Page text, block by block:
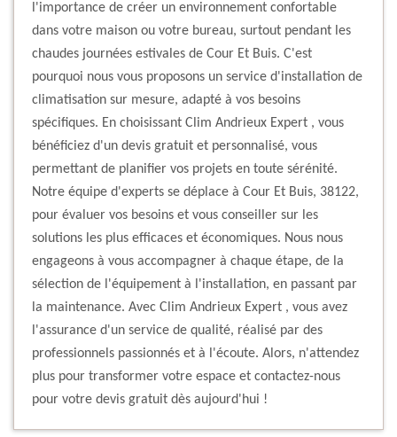
l'importance de créer un environnement confortable
dans votre maison ou votre bureau, surtout pendant les
chaudes journées estivales de Cour Et Buis. C'est
pourquoi nous vous proposons un service d'installation de
climatisation sur mesure, adapté à vos besoins
spécifiques. En choisissant Clim Andrieux Expert , vous
bénéficiez d'un devis gratuit et personnalisé, vous
permettant de planifier vos projets en toute sérénité.
Notre équipe d'experts se déplace à Cour Et Buis, 38122,
pour évaluer vos besoins et vous conseiller sur les
solutions les plus efficaces et économiques. Nous nous
engageons à vous accompagner à chaque étape, de la
sélection de l'équipement à l'installation, en passant par
la maintenance. Avec Clim Andrieux Expert , vous avez
l'assurance d'un service de qualité, réalisé par des
professionnels passionnés et à l'écoute. Alors, n'attendez
plus pour transformer votre espace et contactez-nous
pour votre devis gratuit dès aujourd'hui !